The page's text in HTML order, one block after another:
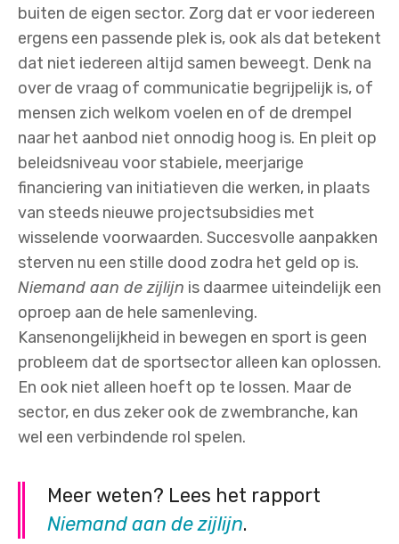
buiten de eigen sector. Zorg dat er voor iedereen
ergens een passende plek is, ook als dat betekent
dat niet iedereen altijd samen beweegt. Denk na
over de vraag of communicatie begrijpelijk is, of
mensen zich welkom voelen en of de drempel
naar het aanbod niet onnodig hoog is. En pleit op
beleidsniveau voor stabiele, meerjarige
financiering van initiatieven die werken, in plaats
van steeds nieuwe projectsubsidies met
wisselende voorwaarden. Succesvolle aanpakken
sterven nu een stille dood zodra het geld op is.
Niemand aan de zijlijn is daarmee uiteindelijk een
oproep aan de hele samenleving.
Kansenongelijkheid in bewegen en sport is geen
probleem dat de sportsector alleen kan oplossen.
En ook niet alleen hoeft op te lossen. Maar de
sector, en dus zeker ook de zwembranche, kan
wel een verbindende rol spelen.
Meer weten? Lees het rapport
Niemand aan de zijlijn.